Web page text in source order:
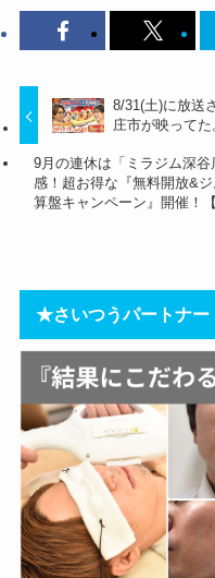
8/31(土)に放送
庄市が映ってた
9月の連休は「ミラジム深
感！超お得な『無料開放&
算盤キャンペーン』開催！【
★さいつうパートナー